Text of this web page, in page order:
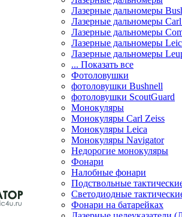
Лазерные дальномеры
Лазерные дальномеры
Лазерные дальномеры
Лазерные дальномеры
Лазерные дальномеры
... Показать все
Фотоловушки
фотоловушки Bushnell
фотоловушки ScoutGuard
Монокуляры
Монокуляры Carl Zeiss
Монокуляры Leica
Монокуляры Navigator
Недорогие монокуляры
Фонари
Налобные фонари
Подствольные
Светодиодные
Фонари на батарейках